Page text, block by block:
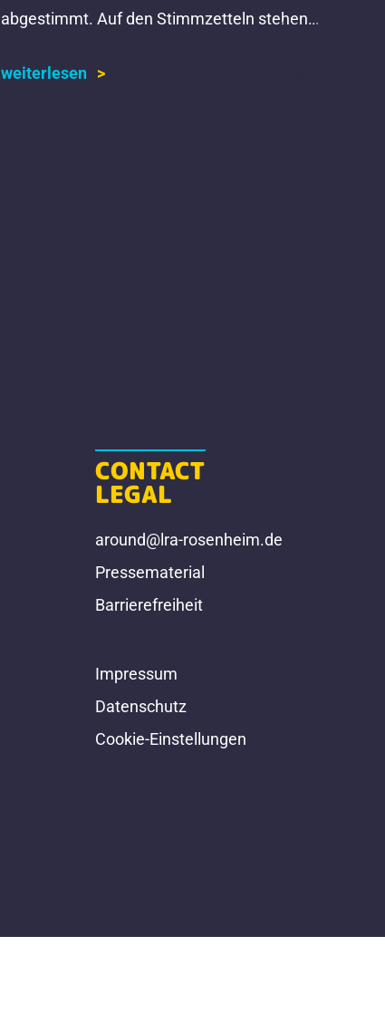
abgestimmt. Auf den Stimmzetteln stehen
Kandidatin. Wir stellen sie euch […]
weiterlesen
CONTACT
LEGAL
around@lra-rosenheim.de
Pressematerial
Barrierefreiheit
Impressum
Datenschutz
Cookie-Einstellungen